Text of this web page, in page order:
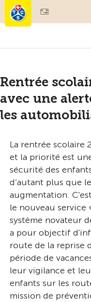
Membres & prestations
Rentrée
avec une
les
La rentrée scolaire
et la priorité est
sécurité des
d’autant plus que
augmentation.
le nouveau service
système novateur
a pour objectif
route de la reprise
période de
leur vigilance et
enfants sur les
mission de